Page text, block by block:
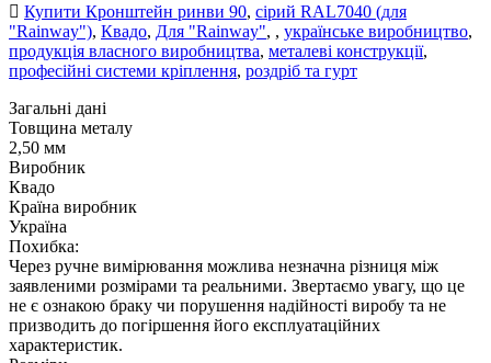
Купити Кронштейн ринви 90, сірий RAL7040 (для
"Rainway"), Квадо, Для "Rainway", , українське виробництво,
продукція власного виробництва, металеві конструкції,
професійні системи кріплення, роздріб та гурт
Загальні дані
Товщина металу
2,50 мм
Виробник
Квадо
Країна виробник
Україна
Похибка:
Через ручне вимірювання можлива незначна різниця між
заявленими розмірами та реальними. Звертаємо увагу, що це
не є ознакою браку чи порушення надійності виробу та не
призводить до погіршення його експлуатаційних
характеристик.